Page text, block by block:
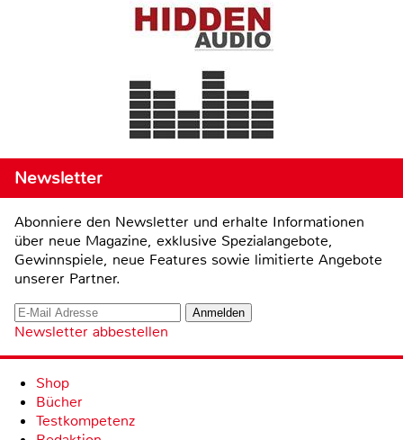
Newsletter
Abonniere den Newsletter und erhalte Informationen
über neue Magazine, exklusive Spezialangebote,
Gewinnspiele, neue Features sowie limitierte Angebote
unserer Partner.
Newsletter abbestellen
Shop
Bücher
Testkompetenz